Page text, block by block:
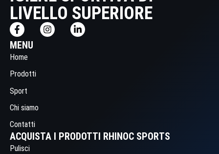
LIVELLO SUPERIORE
MENU
Home
Prodotti
Sport
Chi siamo
Contatti
ACQUISTA I PRODOTTI RHINOC SPORTS
Pulisci